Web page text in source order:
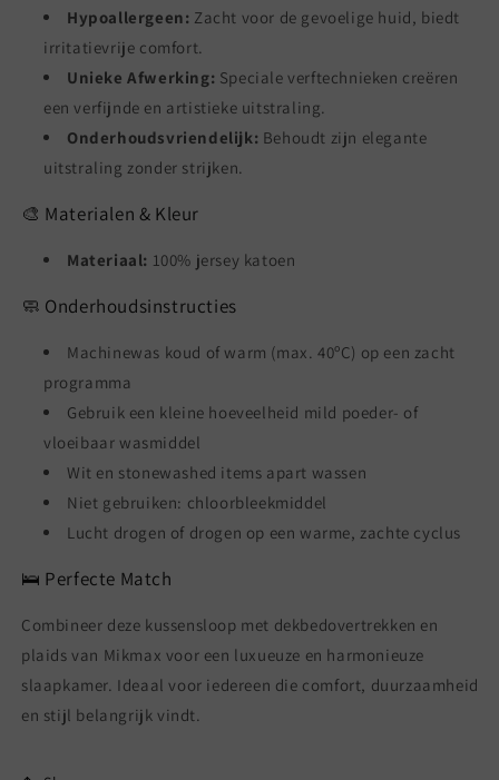
Hypoallergeen: Zacht voor de gevoelige huid, biedt
irritatievrije comfort.
Unieke Afwerking: Speciale verftechnieken creëren
een verfijnde en artistieke uitstraling.
Onderhoudsvriendelijk: Behoudt zijn elegante
uitstraling zonder strijken.
🎨 Materialen & Kleur
Materiaal: 100% jersey katoen
🧼 Onderhoudsinstructies
Machinewas koud of warm (max. 40ºC) op een zacht
programma
Gebruik een kleine hoeveelheid mild poeder- of
vloeibaar wasmiddel
Wit en stonewashed items apart wassen
Niet gebruiken: chloorbleekmiddel
Lucht drogen of drogen op een warme, zachte cyclus
🛌 Perfecte Match
Combineer deze kussensloop met dekbedovertrekken en
plaids van Mikmax voor een luxueuze en harmonieuze
slaapkamer. Ideaal voor iedereen die comfort, duurzaamheid
en stijl belangrijk vindt.